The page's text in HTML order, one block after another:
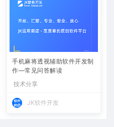
手机麻将透视辅助软件开发制
作—常见问答解读
技术分享
JK软件开发